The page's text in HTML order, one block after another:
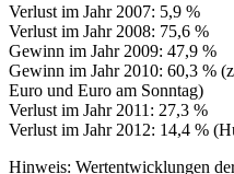
Verlust im Jahr 2007: 5,9 %
Verlust im Jahr 2008: 75,6 %
Gewinn im Jahr 2009: 47,9 %
Gewinn im Jahr 2010: 60,3 %
Euro und Euro am Sonntag)
Verlust im Jahr 2011: 27,3 %
Verlust im Jahr 2012: 14,4 %
Hinweis: Wertentwicklungen